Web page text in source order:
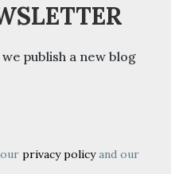
publish a new blog
privacy policyand our